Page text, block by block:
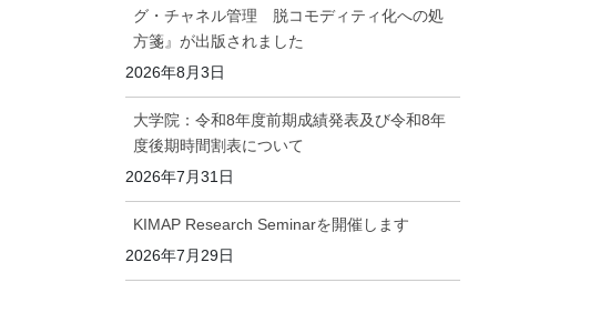
グ・チャネル管理 脱コモディティ化への処
方箋』が出版されました
2026年8月3日
大学院：令和8年度前期成績発表及び令和8年
度後期時間割表について
2026年7月31日
KIMAP Research Seminarを開催します
2026年7月29日